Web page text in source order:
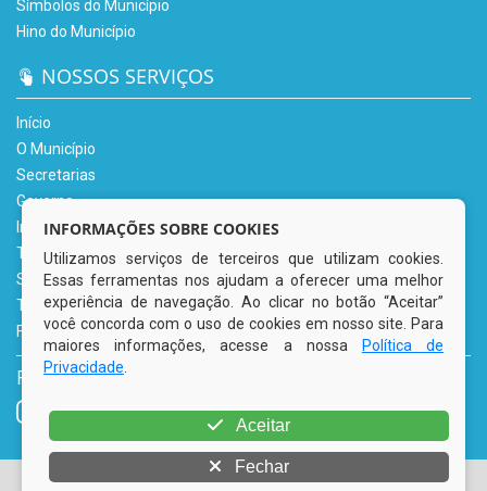
Símbolos do Município
Hino do Município
NOSSOS SERVIÇOS
Início
O Município
Secretarias
Governo
Informe-se
Transparência
Serviços Digitais
Tributário
Fale Conosco
REDES SOCIAIS
© Copyright 2026 Prefeitura Municipal de Tacaimbó | Todos
INFORMAÇÕES SOBRE COOKIES
Utilizamos serviços de terceiros que utilizam cookies.
Essas ferramentas nos ajudam a oferecer uma melhor
experiência de navegação. Ao clicar no botão “Aceitar”
você concorda com o uso de cookies em nosso site. Para
maiores informações, acesse a nossa
Política de
Privacidade
Aceitar
Fechar